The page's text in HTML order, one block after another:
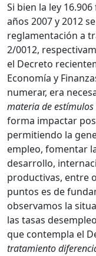
Si bien la ley
años 2007 y 2012
reglamentación a
2/0012,
el Decreto
Economía y
numerar, era
materia de estímulos
forma impactar
permitiendo la
empleo, fomentar
desarrollo,
productivas, entre
puntos es de
observamos la
las tasas
que contempla el
tratamiento